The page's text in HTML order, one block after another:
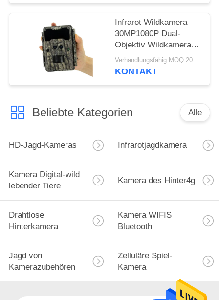
Infrarot Wildkamera
30MP1080P Dual-
Objektiv Wildkameras
für Outdoor
Wildtierfalle
Verhandlungsfähig MOQ:20pcs
KONTAKT
Beliebte Kategorien Alle
HD-Jagd-Kameras Infrarotjagdkamera
Kamera Digital-wild
lebender Tiere
Kamera des Hinter4g
Drahtlose
Hinterkamera
Kamera WIFIS
Bluetooth
Jagd von
Kamerazubehören
Zelluläre Spiel-
Kamera